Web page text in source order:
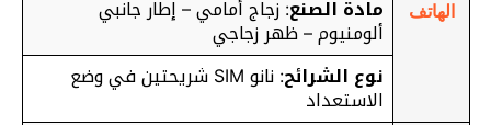
الهاتف
مادة الصنع: زجاج أمامي – إطار جانبي
ألومنيوم – ظهر زجاجي
نوع الشرائح
: نانو SIM شريحتين في وضع
الاستعداد